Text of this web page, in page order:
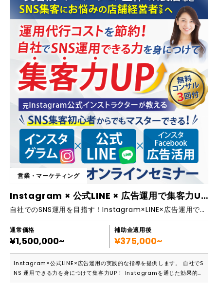
すすめです Instagramを活用して ①認知を高めたい方 ②集客力を高め
たい方 ③売上を高めたい方 ④ブランディングしたい方 認知拡大や集客U
PのためにInstagramを活用したい方に最適です。最短1ヶ月でInstagr
am運用の基本から応用まで全て、現役コンサルタントとマンツーマン且
つオンラインで学ぶことができます。さらに、生徒・卒業生・現役コンサ
ルタントから形成されるコミュニティをご用意し、他者の成功体験やノウ
ハウを知る場もご提供します。当スクールで学んで頂いたあとは、弊社コ
ンサルタントが伴走し、貴社ビジネスの発展に貢献いたします。 ■主要機
能一覧 ・効果的なプロフィール作成方法 ・各種Instagram関連ツール
の使い方 ・ハッシュタグ選定の仕方 ・インサイト分析の仕方 ・WEBマー
ケティング基礎 ・フォロワーUP・集客UP・売上UPのポイント ・フィー
ド投稿・リール投稿・ストーリーズの仕方 ・広告運用の仕方（基礎編）
営業・マーケティング
Instagram × 公式LINE × 広告運用で集客力UP！ 研修セミナー
自社でのSNS運用を目指す！Instagram×LINE×広告運用で集客UP！
通常価格
¥1,500,000~
補助金適用後
¥375,000~
Instagram×公式LINE×広告運用の実践的な指導を提供します。 自社でS
NS 運用できる力を身につけて集客力UP！ Instagramを通じた効果的な